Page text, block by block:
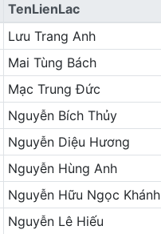
TenLienLac
Lưu Trang Anh
Mai Tùng Bách
Mạc Trung Đức
Nguyễn Bích Thủy
Nguyễn Diệu Hương
Nguyễn Hùng Anh
Nguyễn Hữu Ngọc Khánh
Nguyễn Lê Hiếu